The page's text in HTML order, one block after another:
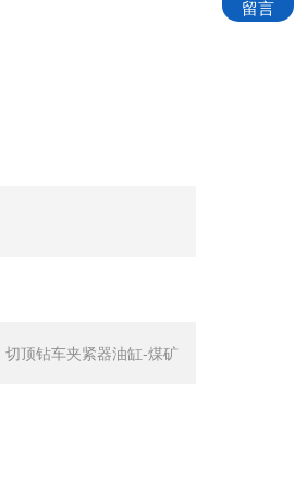
切顶钻车夹紧器油缸-煤矿
留言